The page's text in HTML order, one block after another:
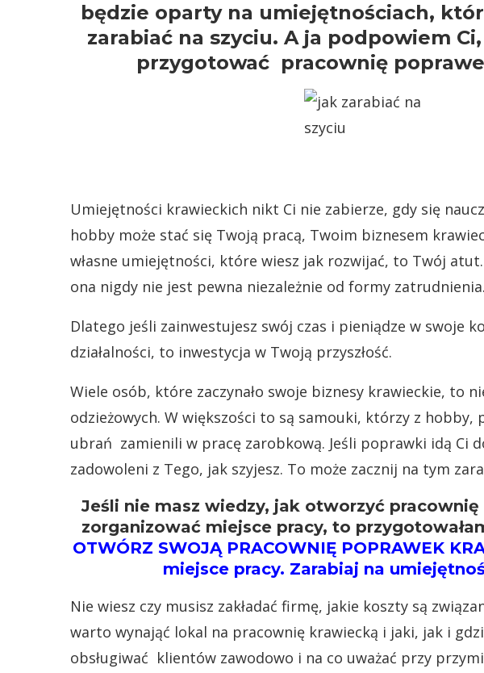
będzie oparty na umiejętnościach,
zarabiać na szyciu. A ja podpowiem
przygotować pracownię
Umiejętności krawieckich nikt Ci nie zabierze, gdy się
hobby może stać się Twoją pracą, Twoim biznesem
własne umiejętności, które wiesz jak rozwijać, to Twój
ona nigdy nie jest pewna niezależnie od formy zatrudnienia.
Dlatego jeśli zainwestujesz swój czas i pieniądze w swoje
działalności, to inwestycja w Twoją przyszłość.
Wiele osób, które zaczynało swoje biznesy krawieckie, to
odzieżowych. W większości to są samouki, którzy z hobby,
ubrań zamienili w pracę zarobkową. Jeśli poprawki idą Ci
zadowoleni z Tego, jak szyjesz. To może zacznij na tym
Jeśli nie masz wiedzy, jak otworzyć
zorganizować miejsce pracy, to
OTWÓRZ SWOJĄ PRACOWNIĘ POPRAWEK
miejsce pracy. Zarabiaj na
Nie wiesz czy musisz zakładać firmę, jakie koszty są
warto wynająć lokal na pracownię krawiecką i jaki, jak i
obsługiwać klientów zawodowo i na co uważać przy